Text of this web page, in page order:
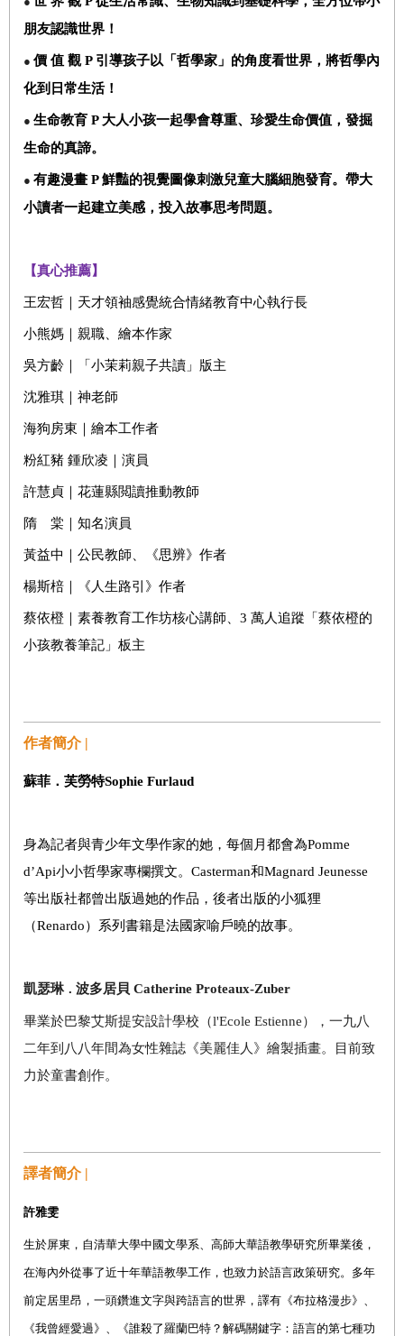
朋友認識世界！
● 價 值 觀P 引導孩子以「哲學家」的角度看世界，將哲學內
化到日常生活！
● 生命教育 P 大人小孩一起學會尊重、珍愛生命價值，發掘
生命的真諦。
● 有趣漫畫 P鮮豔的視覺圖像刺激兒童大腦細胞發育。帶大
小讀者一起建立美感，投入故事思考問題。
【真心推薦】
王宏哲｜天才領袖感覺統合情緒教育中心執行長
小熊媽｜親職、繪本作家
吳方齡｜「小茉莉親子共讀」版主
沈雅琪｜神老師
海狗房東｜繪本工作者
粉紅豬 鍾欣凌｜演員
許慧貞｜花蓮縣閲讀推動教師
隋 棠｜知名演員
黃益中｜公民教師、《思辨》作者
楊斯棓｜《人生路引》作者
蔡依橙｜素養教育工作坊核心講師、3 萬人追蹤「蔡依橙的
小孩教養筆記」板主
作者簡介 |
蘇菲．芙勞特Sophie Furlaud
身為記者與青少年文學作家的她，每個月都會為Pomme
d’Api小小哲學家專欄撰文。Casterman和Magnard Jeunesse
等出版社都曾出版過她的作品，後者出版的小狐狸
（Renardo）系列書籍是法國家喻戶曉的故事。
凱瑟琳． 波多居貝 Catherine Proteaux-Zuber
畢業於巴黎艾斯提安設計學校（l'Ecole Estienne），一九八
二年到八八年間為女性雜誌《美麗佳人》繪製插畫。目前致
力於童書創作。
譯者簡介 |
許雅雯
生於屏東，自清華大學中國文學系、高師大華語教學研究所畢業後，
在海內外從事了近十年華語教學工作，也致力於語言政策研究。多年
前定居里昂，一頭鑽進文字與跨語言的世界，譯有《布拉格漫步》、
《我曾經愛過》、《誰殺了羅蘭巴特？解碼關鍵字：語言的第七種功